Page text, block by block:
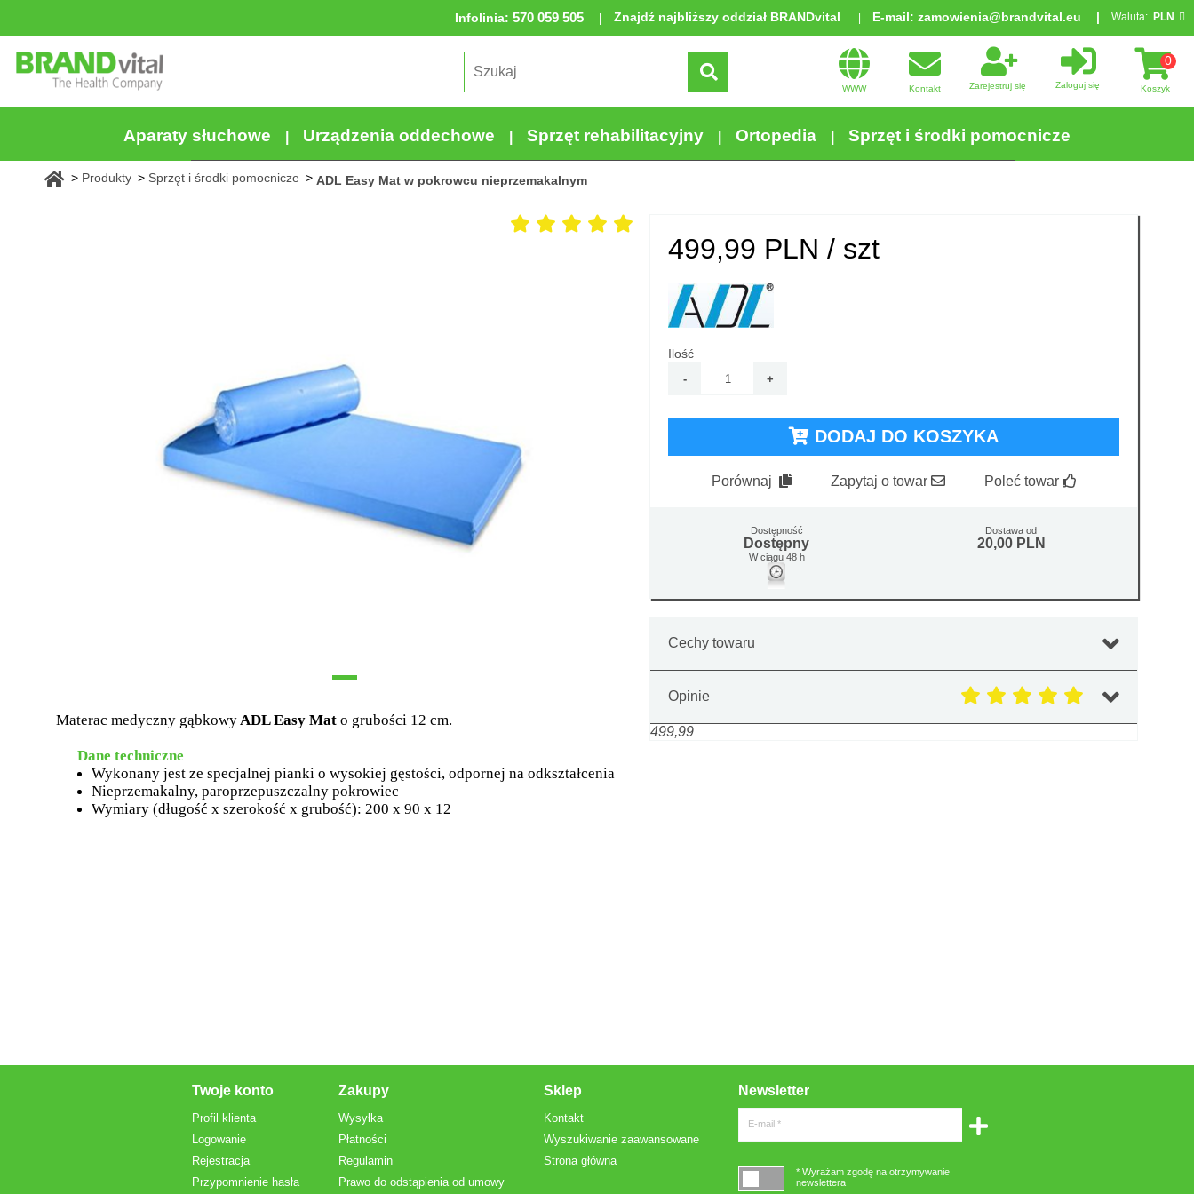
Infolinia: 570 059 505 Znajdź najbliższy oddział BRANDvital E-mail: zamowienia@brandvital.eu Waluta: PLN
WWW Kontakt Zarejestruj się Zaloguj się
0
Koszyk
Aparaty słuchowe Urządzenia oddechowe Sprzęt rehabilitacyjny Ortopedia Sprzęt i środki pomocnicze
Produkty Sprzęt i środki pomocnicze ADL Easy Mat w pokrowcu nieprzemakalnym
Materac medyczny gąbkowyADL Easy Mat o grubości 12 cm.
Dane techniczne
Wykonany jest ze specjalnej pianki o wysokiej gęstości, odpornej na odkształcenia
Nieprzemakalny, paroprzepuszczalny pokrowiec
Wymiary (długość x szerokość x grubość): 200 x 90 x 12
499,99 PLN / szt
Ilość
DODAJ DO KOSZYKA
Porównaj Zapytaj o towar Poleć towar
Dostępność
Dostępny
W ciągu 48 h
Dostawa od
20,00 PLN
Cechy towaru
Opinie
499,99
Twoje konto
Profil klienta
Logowanie
Rejestracja
Przypomnienie hasła
Zakupy
Wysyłka
Płatności
Regulamin
Prawo do odstąpienia od umowy
Sklep
Kontakt
Wyszukiwanie zaawansowane
Strona główna
Newsletter
E-mail *
* Wyrażam zgodę na otrzymywanie
newslettera